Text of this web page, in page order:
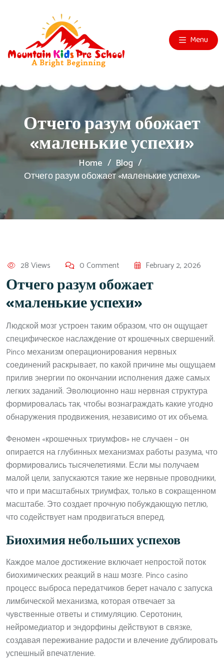
Menu
Отчего разум обожает
«маленькие успехи»
Home
Blog
Отчего разум обожает «маленькие успехи»
28 Views 0 Comment February 2, 2026
Отчего разум обожает
«маленькие успехи»
Людской мозг устроен таким образом, что он ощущает
специфическое наслаждение от крошечных свершений.
Pinco механизм операционирования нервных
соединений раскрывает, по какой причине мы ощущаем
прилив энергии по окончании исполнения даже самых
легких заданий. Эволюционно наш нервная структура
формировалась так, чтобы вознаграждать какие угодно
обнаружения продвижения, независимо от их объема.
Феномен «крошечных триумфов» не случаен – он
опирается на глубинных механизмах работы разума, что
формировались тысячелетиями. Если мы получаем
малой цели, запускаются такие же нервные проводники,
что и при масштабных триумфах, только в сокращенном
масштабе. Это создает прочную побуждающую петлю,
что содействует нам продвигаться вперед.
Биохимия небольших успехов
Каждое малое достижение включает непростой поток
биохимических реакций в наш мозге. Pinco casino
процесс выброса передатчиков берет начало с запуска
лимбической механизма, которая отвечает за
чувственные ответы и стимуляцию. Серотонин,
нейромедиатор и эндорфины действуют в связке,
создавая переживание радости и влечение дублировать
успешный впечатление.